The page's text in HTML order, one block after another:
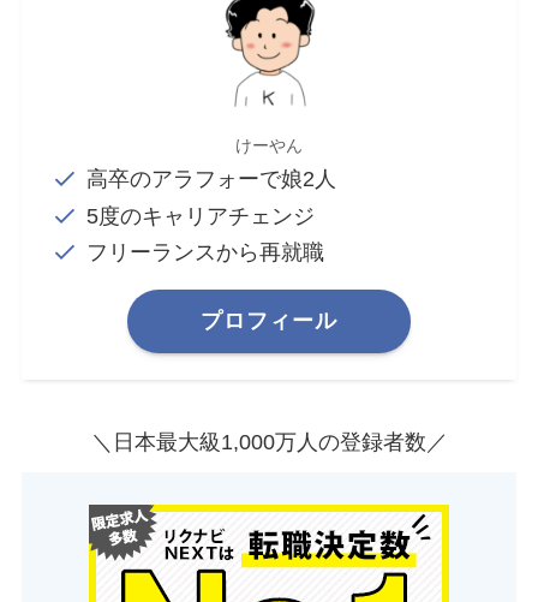
けーやん
高卒のアラフォーで娘2人
5度のキャリアチェンジ
フリーランスから再就職
プロフィール
＼日本最大級1,000万人の登録者数／